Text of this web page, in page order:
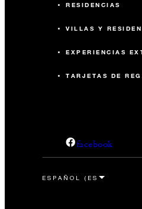
RESIDENCIAS
VILLAS Y
EXPERIENCIAS
TARJETAS DE
facebook